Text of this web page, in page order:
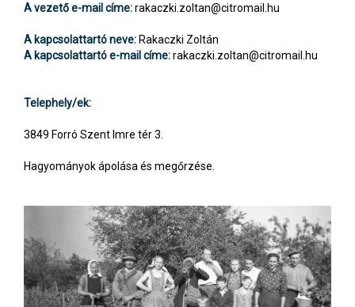
A vezető e-mail címe:rakaczki.zoltan@citromail.hu
A kapcsolattartó neve: Rakaczki Zoltán
A kapcsolattartó e-mail címe:rakaczki.zoltan@citromail.hu
Telephely/ek:
3849 Forró Szent Imre tér 3.
Hagyományok ápolása és megőrzése.